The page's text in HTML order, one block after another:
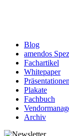
Blog
amendos
Fachartikel
Whitepaper
Präsentationen
Plakate
Fachbuch
Archiv